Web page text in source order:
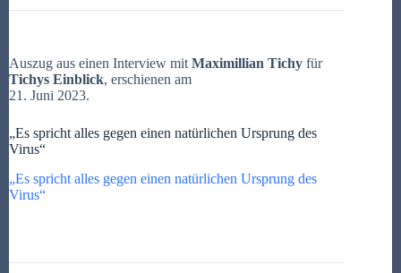
Auszug aus einen Interview mit Maximillian Tichy für
Tichys Einblick, erschienen am
21. Juni 2023.
„Es spricht alles gegen einen natürlichen Ursprung des
Virus“
„Es spricht alles gegen einen natürlichen Ursprung des
Virus“